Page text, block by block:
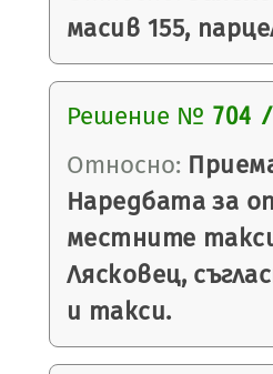
масив 155,
Решение № 704 /
Относно:
Наредбата за
местните
Лясковец,
и такси.